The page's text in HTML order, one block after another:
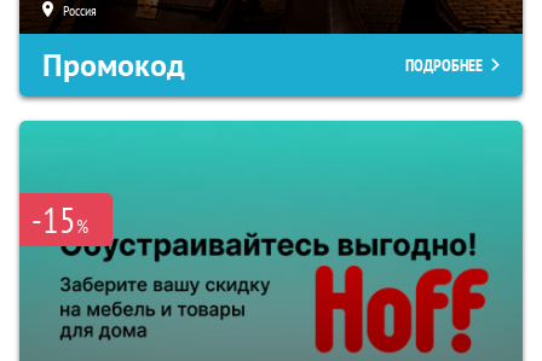
Россия
Промокод ПОДРОБНЕЕ
-15%